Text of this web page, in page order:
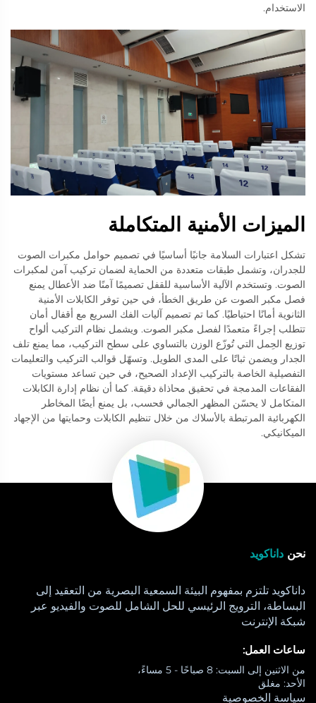
الاستخدام.
الميزات الأمنية المتكاملة
تشكل اعتبارات السلامة جانبًا أساسيًا في تصميم حوامل مكبرات الصوت
للجدران، وتشمل طبقات متعددة من الحماية لضمان تركيب آمن لمكبرات
الصوت. وتستخدم الآلية الأساسية للقفل تصميمًا آمنًا ضد الأعطال يمنع
فصل مكبر الصوت عن طريق الخطأ، في حين توفر الكابلات الأمنية
الثانوية أمانًا احتياطيًا. كما تم تصميم آليات الفك السريع مع أقفال أمان
تتطلب إجراءً متعمدًا لفصل مكبر الصوت. ويشمل نظام التركيب ألواح
توزيع الحِمل التي تُوزّع الوزن بالتساوي على سطح التركيب، مما يمنع تلف
الجدار ويضمن ثباتًا على المدى الطويل. وتسهّل قوالب التركيب والتعليمات
التفصيلية الخاصة بالتركيب الإعداد الصحيح، في حين تساعد مستويات
الفقاعات المدمجة في تحقيق محاذاة دقيقة. كما أن نظام إدارة الكابلات
المتكامل لا يحسّن المظهر الجمالي فحسب، بل يمنع أيضًا المخاطر
الكهربائية المرتبطة بالأسلاك من خلال تنظيم الكابلات وحمايتها من الإجهاد
الميكانيكي.
نحن داناكويد
داناكويد تلتزم بمفهوم البيئة السمعية البصرية من التعقيد إلى
البساطة، الترويج الرئيسي للحل الشامل للصوت والفيديو عبر
شبكة الإنترنت
ساعات العمل:
من الاثنين إلى السبت: 8 صباحًا - 5 مساءً،
الأحد: مغلق
سياسة الخصوصية